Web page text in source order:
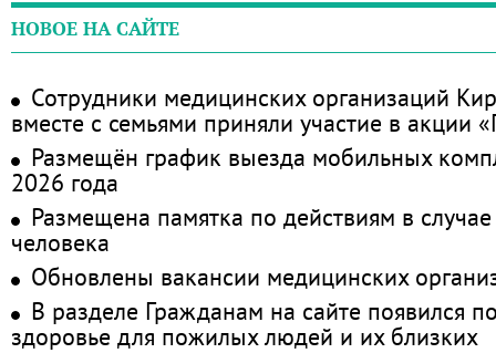
НОВОЕ НА САЙТЕ
Сотрудники медицинских организаций
вместе с семьями приняли участие в акции
Размещён график выезда мобильных
2026 года
Размещена памятка по действиям в
человека
Обновлены вакансии медицинских
В разделе Гражданам на сайте появился
здоровье для пожилых людей и их близких